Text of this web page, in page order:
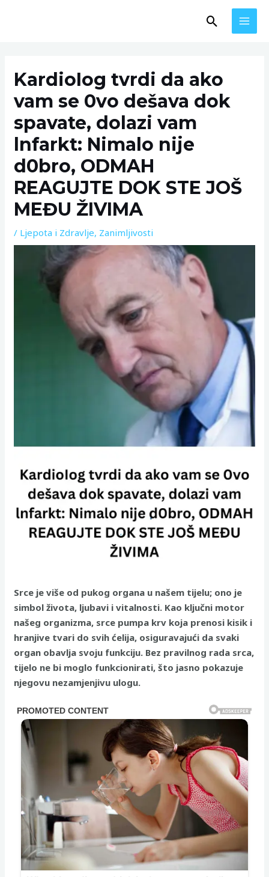
Search
KardioIog tvrdi da ako
vam se 0vo dešava dok
spavate, dolazi vam
lnfarkt: Nimalo nije
d0bro, ODMAH
REAGUJTE DOK STE JOŠ
MEĐU ŽIVIMA
/ Ljepota i Zdravlje, Zanimljivosti
Srce je više od pukog organa u našem tijelu; ono je
simbol života, ljubavi i vitalnosti. Kao ključni motor
našeg organizma, srce pumpa krv koja prenosi kisik i
hranjive tvari do svih ćelija, osiguravajući da svaki
organ obavlja svoju funkciju. Bez pravilnog rada srca,
tijelo ne bi moglo funkcionirati, što jasno pokazuje
njegovu nezamjenjivu ulogu.